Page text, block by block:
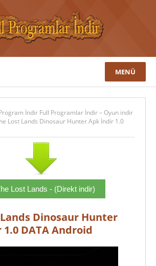
MENÜ
İndir Full Programlar İndir – Oyun indir
Lost Lands Dinosaur Hunter Apk İndir 1.0
Lost Lands - (Direkt indir)
Dinosaur Hunter
DATA Android